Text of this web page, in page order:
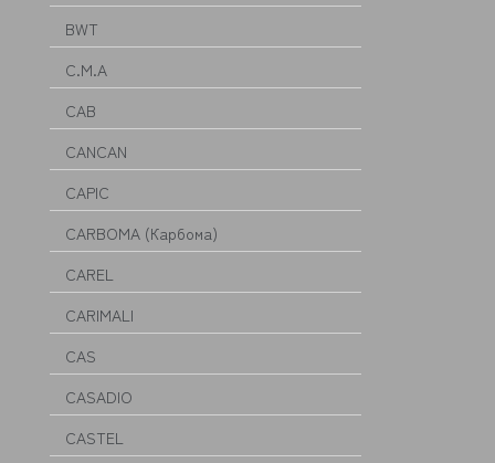
BWT
C.M.A
CAB
CANCAN
CAPIC
CARBOMA (Карбома)
CAREL
CARIMALI
CAS
CASADIO
CASTEL